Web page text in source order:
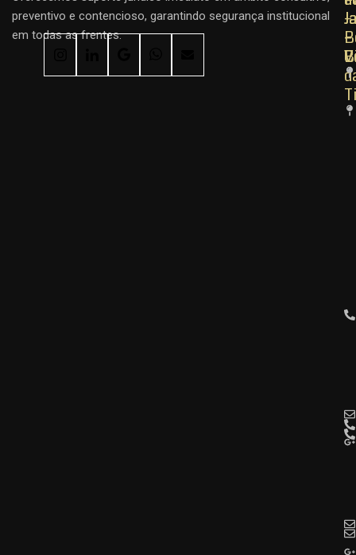
preventivo e contencioso, garantindo segurança institucional
em todas as frentes.
–
–
–